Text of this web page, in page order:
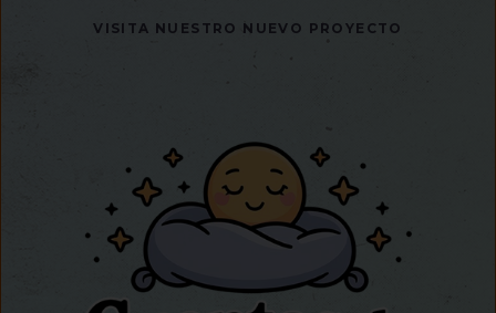
VISITA NUESTRO NUEVO PROYECTO